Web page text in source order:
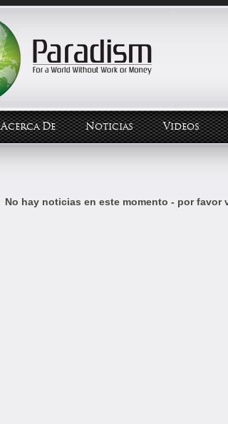
Acerca De Noticias Videos
No hay noticias en este momento - por favor